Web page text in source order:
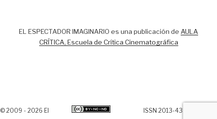
EL ESPECTADOR IMAGINARIO es una publicación de AULA
CRÍTICA, Escuela de Crítica Cinematográfica
© 2009 - 2026 El
ISSN 2013-438X